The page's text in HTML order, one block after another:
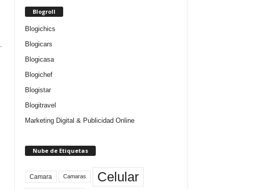
Blogroll
Blogichics
Blogicars
Blogicasa
Blogichef
Blogistar
Blogitravel
Marketing Digital & Publicidad Online
Nube de Etiquetas
Camara Camaras Celular